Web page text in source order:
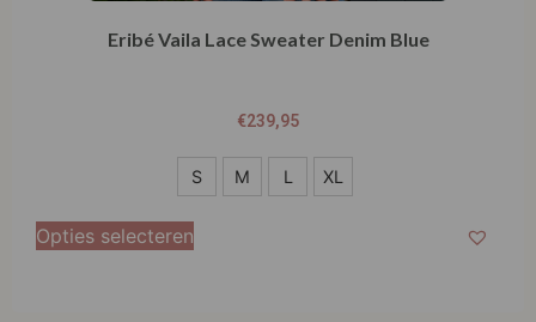
Eribé Vaila Lace Sweater Denim Blue
€239,95
M
S M L XL
Opties selecteren